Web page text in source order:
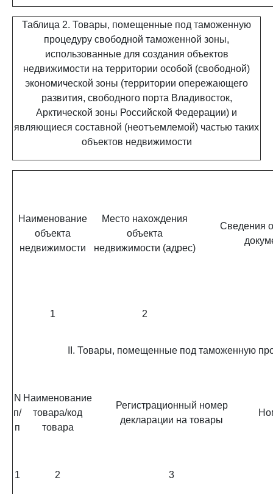
Таблица 2. Товары, помещенные под таможенную
процедуру свободной таможенной зоны,
использованные для создания объектов
недвижимости на территории особой (свободной)
экономической зоны (территории опережающего
развития, свободного порта Владивосток,
Арктической зоны Российской Федерации) и
являющиеся составной (неотъемлемой) частью таких
объектов недвижимости
Наименование
объекта
недвижимости
Место нахождения
объекта
недвижимости (адрес)
Сведения
1 2
II. Товары, помещенные под таможенную
N
п/
п
Наименование
товара/код
товара
Регистрационный номер
декларации на товары
1 2 3